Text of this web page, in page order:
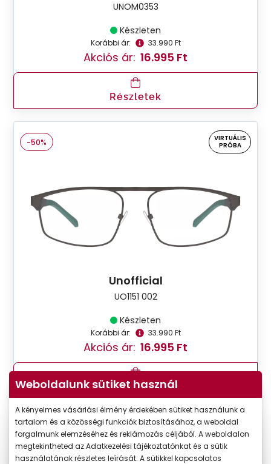
UNOM0353
Készleten
Korábbi ár: 33.990 Ft
Akciós ár: 16.995 Ft
Részletek
-50%
VIRTUÁLIS
PRÓBA
Unofficial
UO1151 002
Készleten
Korábbi ár: 33.990 Ft
Akciós ár: 16.995 Ft
Részletek
-50%
PRÓBA
Weboldalunk sütiket használ
A kényelmes vásárlási élmény érdekében sütiket használunk a
tartalom és a közösségi funkciók biztosításához, a weboldal
forgalmunk elemzéséhez és reklámozás céljából. A weboldalon
megtekintheted az Adatkezelési tájékoztatónkat és a sütik
használatának részletes leírását. A sütikkel kapcsolatos